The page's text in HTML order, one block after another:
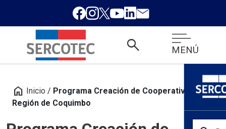
search MENÚ
home Inicio / Programa Creación de Cooperativas
Región de Coquimbo